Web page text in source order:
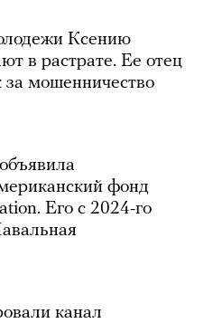
Ксению
в растрате. Ее отец
за мошенничество
фонд
Его с 2024-го
канал